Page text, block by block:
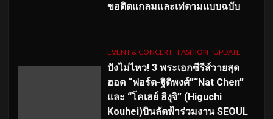
ขอติดแกลมและเท่ตามแบบฉบับ
EVENT & CONCERT FASHION UPDATE
ปังไม่ไหว! 3 พระเอกซีรีส์วายสุด
ฮอต “ฟอร์ด-ฐิติพงศ์”“Nat Chen”
และ “โคเฮย์ ฮิงุจิ” (Higuchi
Kouhei)บินลัดฟ้าร่วมงาน SEOUL